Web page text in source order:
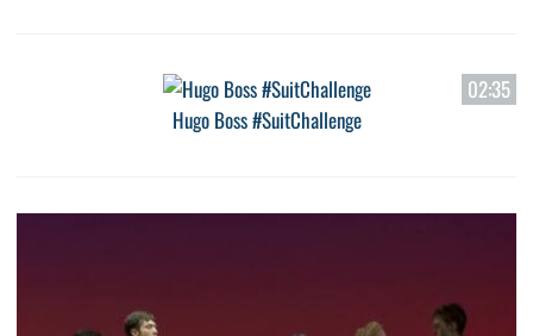
02:35
Hugo Boss #SuitChallenge